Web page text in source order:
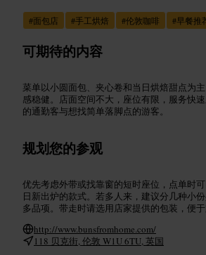
#面包店 #手工烘焙 #伦敦咖啡 #早餐推
可期待的内容
菜单以小圆面包、夹心卷和当日烘焙甜点为
感稳健。店面空间不大，座位有限，服务快
的通勤客与想找简单落脚点的游客。
规划您的参观
优先考虑外带或找靠窗的短时座位，点单时
日新出炉的款式。若多人来，建议分几种小
多品项。带走时请选用店家提供的包装，便于
http://www.bunsfromhome.com/
118 贝克街, 伦敦 W1U 6TU, 英国